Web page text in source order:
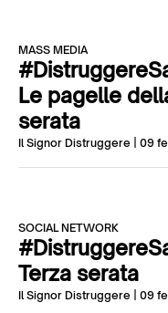
MASS MEDIA
Le pagelle
serata
Il Signor Distruggere | 09
SOCIAL NETWORK
Terza serata
Il Signor Distruggere | 09